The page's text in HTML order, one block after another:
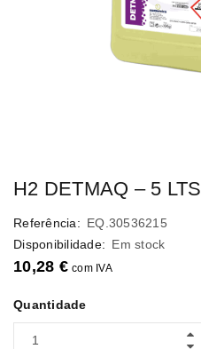
H2 DETMAQ – 5 LTS
Referência: EQ.30536215
Disponibilidade: Em stock
10,28 € com IVA
Quantidade